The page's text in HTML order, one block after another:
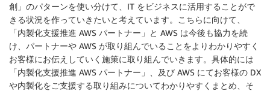
創」のパターンを使い分けて、IT をビジネスに活用することがで
きる状況を作っていきたいと考えています。こちらに向けて、
「内製化支援推進 AWS パートナー」と AWS は今後も協力を続
け、パートナーや AWS が取り組んでいることをよりわかりやすく
お客様にお伝えしていく施策に取り組んでいきます。具体的には
「内製化支援推進 AWS パートナー」、及び AWS にてお客様の DX
や内製化をご支援する取り組みについてわかりやすくまとめ、そ